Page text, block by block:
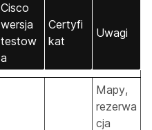
Cisco
wersja
testow
a
Certyfi
kat
Uwagi
Mapy,
rezerwa
cja